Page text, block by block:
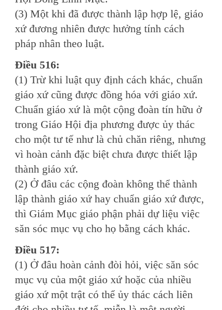
(3) Một khi đã được thành lập hợp lệ, giáo
xứ đương nhiên được hưởng tính cách
pháp nhân theo luật.
Ðiều 516:
(1) Trừ khi luật quy định cách khác, chuẩn
giáo xứ cũng được đồng hóa với giáo xứ.
Chuẩn giáo xứ là một cộng đoàn tín hữu ở
trong Giáo Hội địa phương được ủy thác
cho một tư tế như là chủ chăn riêng, nhưng
vì hoàn cảnh đặc biệt chưa được thiết lập
thành giáo xứ.
(2) Ở đâu các cộng đoàn không thể thành
lập thành giáo xứ hay chuẩn giáo xứ được,
thì Giám Mục giáo phận phải dự liệu việc
săn sóc mục vụ cho họ bằng cách khác.
Ðiều 517:
(1) Ở đâu hoàn cảnh đòi hỏi, việc săn sóc
mục vụ của một giáo xứ hoặc của nhiều
giáo xứ một trật có thể ủy thác cách liên